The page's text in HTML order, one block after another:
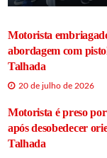
Motorista
abordagem com
Talhada
20 de julho de 2026
Motorista é preso
após desobedecer
Talhada